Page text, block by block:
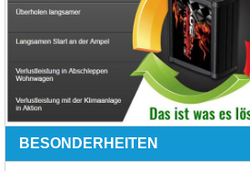
BESONDERHEITEN